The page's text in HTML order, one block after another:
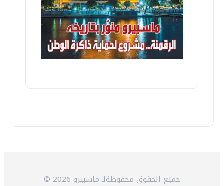
© 2026 جميع الحقوق محفوظةلـ ماسبيرو